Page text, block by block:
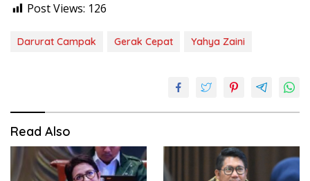
Post Views: 126
Darurat Campak Gerak Cepat Yahya Zaini
Read Also